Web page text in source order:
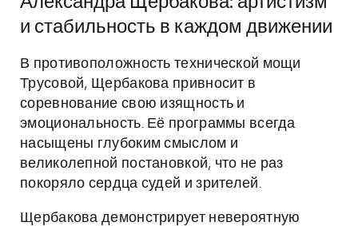
и стабильность в каждом движении
В противоположность технической мощи
Трусовой, Щербакова привносит в
соревнование свою изящность и
эмоциональность. Её программы всегда
насыщены глубоким смыслом и
великолепной постановкой, что не раз
покоряло сердца судей и зрителей.
Щербакова демонстрирует невероятную